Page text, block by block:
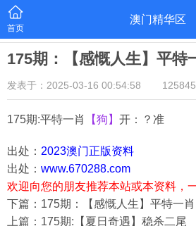
首页
澳门精华区
175期：【感慨人生】平特
发表于：2025-03-16 00:54:58
175期:平特一肖 【狗】 开：？准
出处： 2023澳门正版资料
出处： www.670288.com
欢迎向您的朋友推荐本站或本资料，
下篇：175期：【感慨人生】平特一肖
上篇：175期:【夏日奇遇】稳杀二尾